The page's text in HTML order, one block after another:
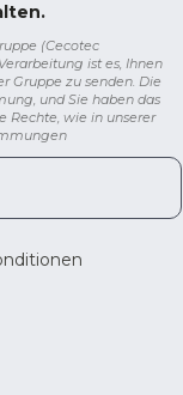
(Cecotec
ist es, Ihnen
Gruppe zu senden. Die
und Sie haben das
Rechte, wie in unserer